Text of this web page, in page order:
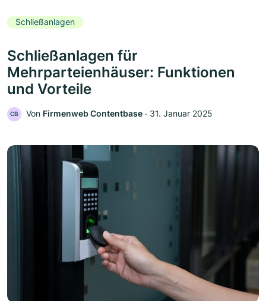
Schließanlagen
Schließanlagen für
Mehrparteienhäuser: Funktionen
und Vorteile
CB Von Firmenweb Contentbase ‧ 31. Januar 2025